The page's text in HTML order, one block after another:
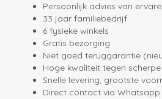
Persoonlijk advies van
33 jaar familiebedrijf
6 fysieke winkels
Gratis bezorging
Niet goed teruggarantie
Hoge kwaliteit tegen
Snelle levering, grootste
Direct contact via Whatsapp